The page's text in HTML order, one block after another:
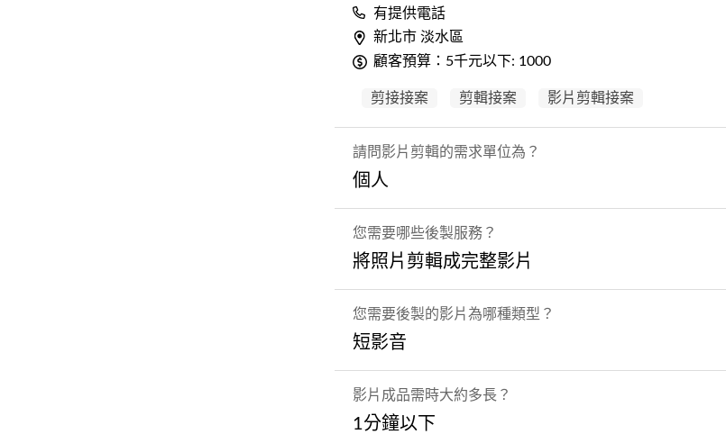
有提供電話
新北市 淡水區
顧客預算：5千元以下: 1000
剪接接案 剪輯接案 影片剪輯接案
請問影片剪輯的需求單位為？
個人
您需要哪些後製服務？
將照片剪輯成完整影片
您需要後製的影片為哪種類型？
短影音
影片成品需時大約多長？
1分鐘以下